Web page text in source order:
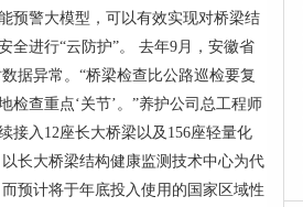
预警大模型，可以有效实现对桥梁结
全进行“云防护”。 去年9月，安徽省
据异常。“桥梁检查比公路巡检要复
查重点‘关节’。”养护公司总工程师
接入12座长大桥梁以及156座轻量化
长大桥梁结构健康监测技术中心为代
预计将于年底投入使用的国家区域性